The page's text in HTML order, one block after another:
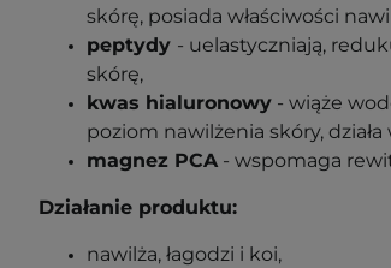
skórę, posiada właściwości
peptydy - uelastyczniają,
skórę,
kwas hialuronowy - wiąże
poziom nawilżenia skóry, działa
magnez PCA - wspomaga
Działanie produktu:
nawilża, łagodzi i koi,